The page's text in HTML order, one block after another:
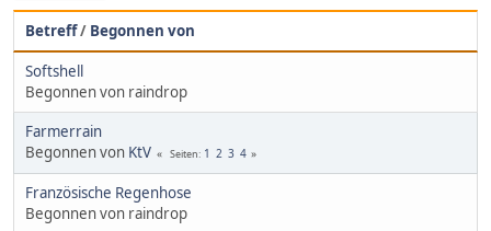
Betreff/ Begonnen von
Softshell
Begonnen von raindrop
Farmerrain
Begonnen von KtV Seiten 1 2 3 4
Französische Regenhose
Begonnen von raindrop